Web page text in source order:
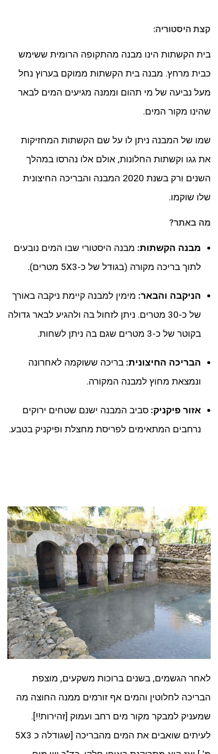
קצת היסטוריה:
בית הקשתות הינו מבנה מהתקופה הרומית ששימש
כבית מרחץ. מבנה בית הקשתות ממוקם בערוץ נחל
מעל נביעה של מי תהום וממנה מגיעים המים לבאר
שהינו מקור המים.
שמו של המבנה ניתן לו על שם הקשתות המחזיקות
את גגו וקשתות החלונות, אולם אלו נהרסו במהלך
השנים ורק בשנת 2020 המבנה והבריכה החיצונית
שלו שוקמו.
מה באתר?
מבנה הקשתות: מבנה היסטורי שבו המים נובעים
לתוך בריכה מקורה (בגודל של כ-5X3 מטרים).
הניקבה והבאר: מימין למבנה קיימת ניקבה באורך
של כ-30 מטרים. ניתן לזחול בה ולהגיע לבאר גדולה
בקוטר של כ-3 מטרים שגם בה ניתן לשחות.
הבריכה החיצונית: בריכה ששוקמה לאחרונה
ונמצאת מחוץ למבנה המקורה.
אזור פיקניק: סביב המבנה ישנם שטחים ירוקים
נרחבים המתאימים לפריסת מחצלת ופיקניק בטבע.
לאחר הגשמים, בשנים ברוכות משקעים, מוצפת
הבריכה לחלוטין והמים אף זורמים ממנה החוצה מה
שמעניק למבקר מקור מים רחב ועמוק [זהירות!!].
לעיתים שואבים את המים מהבריכה [שגודלה כ 5X3